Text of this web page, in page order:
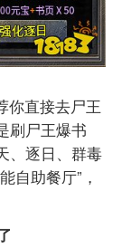
你直接去尸王
刷尸王爆书
、逐日、群毒
自助餐厅”，